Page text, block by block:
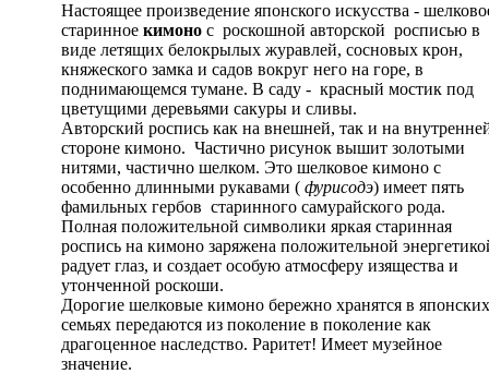
Настоящее произведение японского искусства -
старинное кимоно с роскошной авторской росписью в
виде летящих белокрылых журавлей, сосновых крон,
княжеского замка и садов вокруг него на горе, в
поднимающемся тумане. В саду - красный мостик под
цветущими деревьями сакуры и сливы.
Авторский роспись как на внешней, так и на
стороне кимоно. Частично рисунок вышит золотыми
нитями, частично шелком. Это шелковое кимоно с
особенно длинными рукавами ( фурисодэ) имеет пять
фамильных гербов старинного самурайского рода.
Полная положительной символики яркая старинная
роспись на кимоно заряжена положительной
радует глаз, и создает особую атмосферу изящества и
утонченной роскоши.
Дорогие шелковые кимоно бережно хранятся в японских
семьях передаются из поколение в поколение как
драгоценное наследство. Раритет! Имеет музейное
значение.